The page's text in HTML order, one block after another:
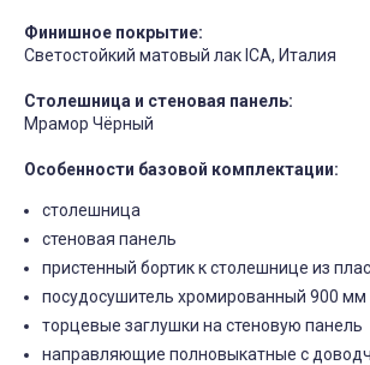
Финишное покрытие:
Светостойкий матовый лак ICA, Италия
Столешница и стеновая панель:
Мрамор Чёрный
Особенности базовой комплектации:
столешница
стеновая панель
пристенный бортик к столешнице из
посудосушитель хромированный 900 мм
торцевые заглушки на стеновую панель
направляющие полновыкатные с